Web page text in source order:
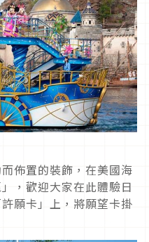
佈置的裝飾，在美國海
，歡迎大家在此體驗日
願卡」上，將願望卡掛